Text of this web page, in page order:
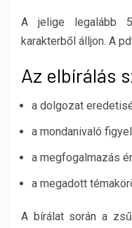
A jelige legalább
karakterből álljon. A
Az elbírálás
a dolgozat
a mondanivaló
a megfogalmazás
a megadott
A bírálat során a